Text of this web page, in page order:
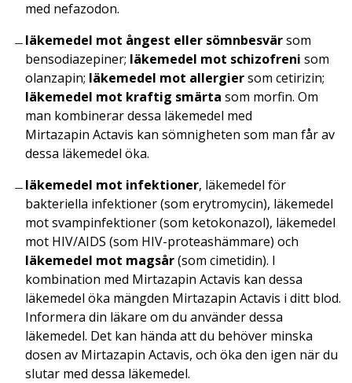
med nefazodon.
läkemedel mot ångest eller sömnbesvärsom
bensodiazepiner; läkemedel mot schizofreni som
olanzapin; läkemedel mot allergiersom cetirizin;
läkemedel mot kraftig smärta som morfin. Om
man kombinerar dessa läkemedel med
Mirtazapin Actavis kan sömnigheten som man får av
dessa läkemedel öka.
läkemedel mot infektioner, läkemedel för
bakteriella infektioner (som erytromycin), läkemedel
mot svampinfektioner (som ketokonazol), läkemedel
mot HIV/AIDS (som HIV-proteashämmare) och
läkemedel mot magsår(som cimetidin). I
kombination med Mirtazapin Actavis kan dessa
läkemedel öka mängden Mirtazapin Actavis i ditt blod.
Informera din läkare om du använder dessa
läkemedel. Det kan hända att du behöver minska
dosen av Mirtazapin Actavis, och öka den igen när du
slutar med dessa läkemedel.